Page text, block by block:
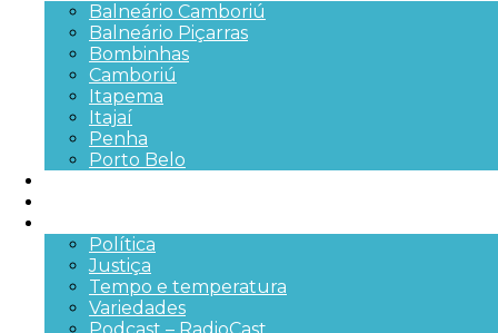
Balneário Camboriú
Balneário Piçarras
Bombinhas
Camboriú
Itapema
Itajaí
Penha
Porto Belo
Política
Justiça
Tempo e temperatura
Variedades